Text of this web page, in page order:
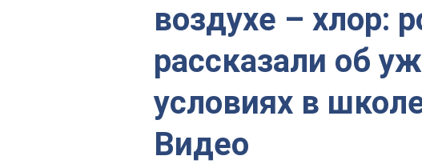
воздухе – хлор:
рассказали об
условиях в
Видео